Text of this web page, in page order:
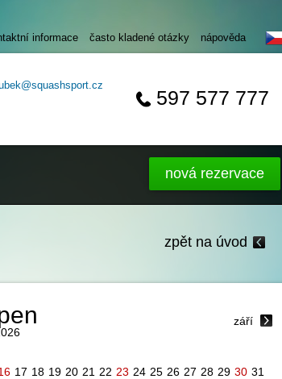
informace často kladené otázky nápověda
597 577 777
nová rezervace
zpět na úvod
září
17 18 19 20 21 22 23 24 25 26 27 28 29 30 31